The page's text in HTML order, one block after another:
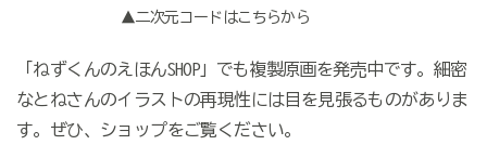
▲二次元コードはこちらから
「ねずくんのえほんSHOP」でも複製原画を発売中です。細密
なとねさんのイラストの再現性には目を見張るものがありま
す。ぜひ、ショップをご覧ください。